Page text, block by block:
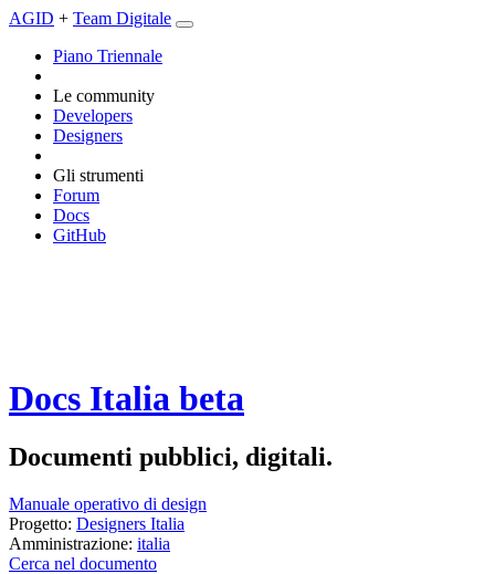
AGID + Team Digitale
Piano Triennale
Le community
Developers
Designers
Gli strumenti
Forum
Docs
GitHub
Docs Italia beta
Documenti pubblici, digitali.
Manuale operativo di design
Progetto: Designers Italia
Amministrazione: italia
Cerca nel documento